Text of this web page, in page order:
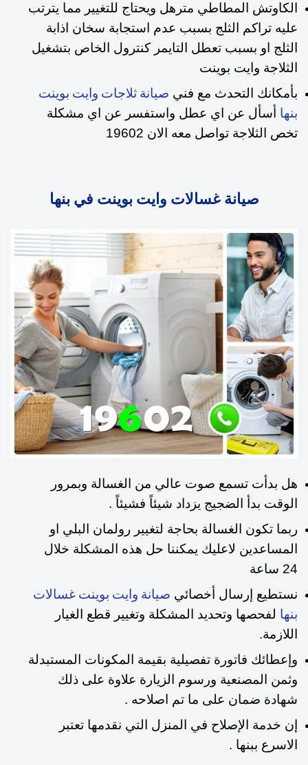
الكاوتش المطاطي مترهل ويحتاج للتغيير مما يترتب
عليه تراكم الثلج بسبب عدم استجابة سخان اذابة
الثلج او بسبب تعطل التايمر كنترول الخاص بتشغيل
الثلاجة وايت بوينت
بأمكانك التحدث مع فني صيانة ثلاجات وايت بوينت
بنها
أسأل عن اي عطل واستفسر عن اي مشكلة
تخص الثلاجة تواصل معه الان 19602
صيانة غسالات وايت بوينت في بنها
هل بدأت تسمع صوت عالي من الغسالة وبمرور
الوقت بدأ الضجيج يزداد شيئاً فشيئاً .
ربما تكون الغسالة بحاجة لتغيير رولمان البلي او
المساعدين لاعليك يمكننا حل هذه المشكلة خلال
24 ساعة
نستطيع إرسال أخصائي صيانة وايت بوينت غسالات
بنها لفحصها وتحديد المشكلة وتغيير قطع الغيار
اللازمة.
وإعطائك فاتورة تفصيلية بقيمة المكونات المستبدلة
وثمن المصنعية ورسوم الزيارة علاوة على ذلك
شهادة ضمان على ما تم اصلاحه .
إن خدمة الإصلاح في المنزل التي نقدمها تعتبر
الاسرع ببنها .